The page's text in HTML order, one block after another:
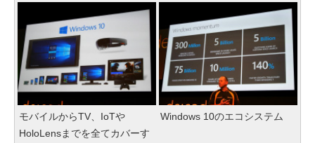
モバイルからTV、IoTや
HoloLensまでを全てカバーす
Windows 10のエコシステム